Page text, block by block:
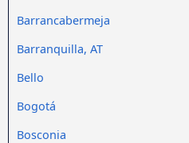
Barrancabermeja
Barranquilla, AT
Bello
Bogotá
Bosconia